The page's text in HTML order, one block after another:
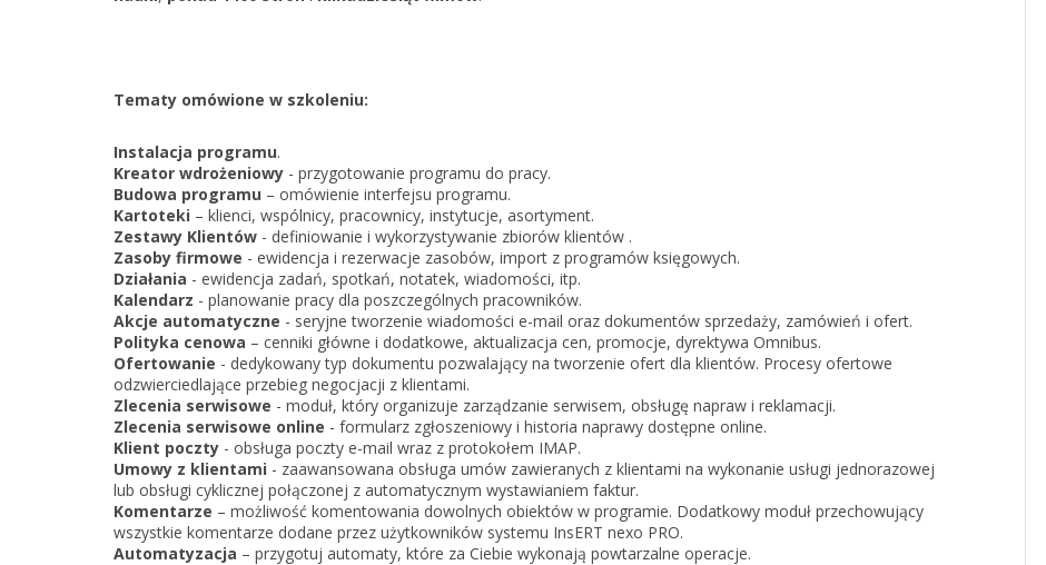
Tematy omówione w szkoleniu:
Instalacja programu.
Kreator wdrożeniowy - przygotowanie programu do pracy.
Budowa programu – omówienie interfejsu programu.
Kartoteki – klienci, wspólnicy, pracownicy, instytucje, asortyment.
Zestawy Klientów - definiowanie i wykorzystywanie zbiorów klientów .
Zasoby firmowe - ewidencja i rezerwacje zasobów, import z programów księgowych.
Działania - ewidencja zadań, spotkań, notatek, wiadomości, itp.
Kalendarz - planowanie pracy dla poszczególnych pracowników.
Akcje automatyczne - seryjne tworzenie wiadomości e-mail oraz dokumentów sprzedaży, zamówień i ofert.
Polityka cenowa – cenniki główne i dodatkowe, aktualizacja cen, promocje, dyrektywa Omnibus.
Ofertowanie - dedykowany typ dokumentu pozwalający na tworzenie ofert dla klientów. Procesy ofertowe
odzwierciedlające przebieg negocjacji z klientami.
Zlecenia serwisowe - moduł, który organizuje zarządzanie serwisem, obsługę napraw i reklamacji.
Zlecenia serwisowe online - formularz zgłoszeniowy i historia naprawy dostępne online.
Klient poczty - obsługa poczty e-mail wraz z protokołem IMAP.
Umowy z klientami - zaawansowana obsługa umów zawieranych z klientami na wykonanie usługi jednorazowej
lub obsługi cyklicznej połączonej z automatycznym wystawianiem faktur.
Komentarze – możliwość komentowania dowolnych obiektów w programie. Dodatkowy moduł przechowujący
wszystkie komentarze dodane przez użytkowników systemu InsERT nexo PRO.
Automatyzacja – przygotuj automaty, które za Ciebie wykonają powtarzalne operacje.